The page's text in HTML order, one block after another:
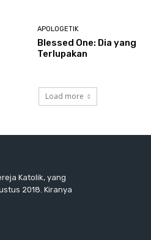
APOLOGETIK
Blessed One: Dia yang
Terlupakan
Load more
Katolik, yang
2018. Kiranya